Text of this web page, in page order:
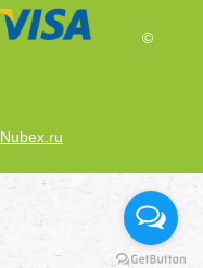
©
Nubex.ru